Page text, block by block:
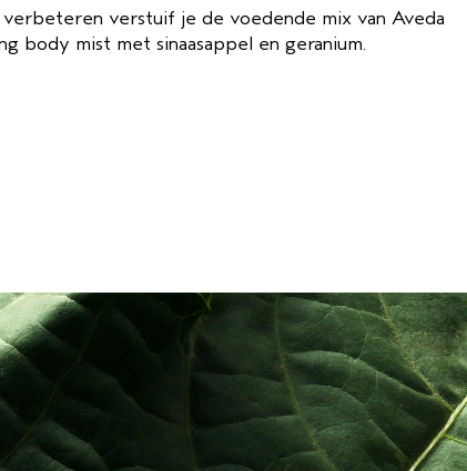
verstuif je de voedende mix van Aveda
body mist met sinaasappel en geranium.